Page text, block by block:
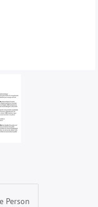
Person